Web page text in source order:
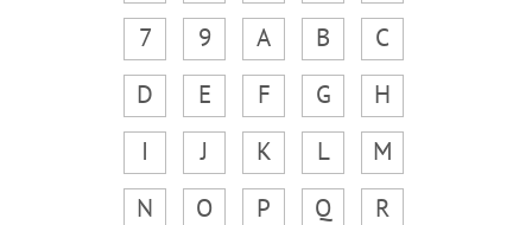
7
9 A B
C
D
E F G
H
I
J K L
M
N
O P Q
R